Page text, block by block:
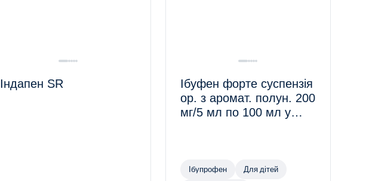
Індапен SR
Ібуфен форте суспензія
ор. з аромат. полун. 200
мг/5 мл по 100 мл у
Ібупрофен Для дітей